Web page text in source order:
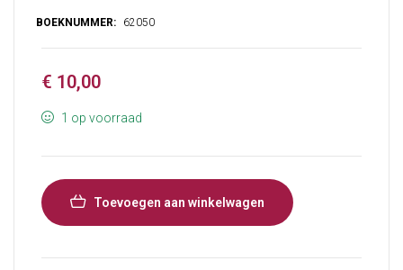
€ 10,00
1 op voorraad
Toevoegen aan winkelwagen